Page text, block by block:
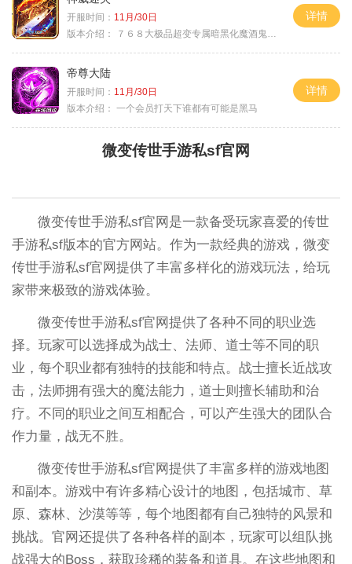
开服时间： 11月/30日
版本介绍：
７６８大极品超变专属暗黑化魔酒鬼微变合击火
详情
帝尊大陆
开服时间： 11月/30日
版本介绍： 一个会员打天下谁都有可能是黑马
详情
微变传世手游私sf官网
微变传世手游私sf官网是一款备受玩家喜爱的传世
手游私sf版本的官方网站。作为一款经典的游戏，微变
传世手游私sf官网提供了丰富多样化的游戏玩法，给玩
家带来极致的游戏体验。
微变传世手游私sf官网提供了各种不同的职业选
择。玩家可以选择成为战士、法师、道士等不同的职
业，每个职业都有独特的技能和特点。战士擅长近战攻
击，法师拥有强大的魔法能力，道士则擅长辅助和治
疗。不同的职业之间互相配合，可以产生强大的团队合
作力量，战无不胜。
微变传世手游私sf官网提供了丰富多样的游戏地图
和副本。游戏中有许多精心设计的地图，包括城市、草
原、森林、沙漠等等，每个地图都有自己独特的风景和
挑战。官网还提供了各种各样的副本，玩家可以组队挑
战强大的Boss，获取珍稀的装备和道具。在这些地图和